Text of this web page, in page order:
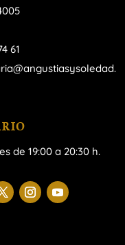
61
de 19:00 a 20:30 h.